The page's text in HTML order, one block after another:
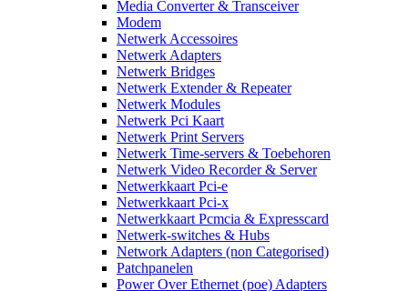
Media Converter & Transceiver
Modem
Netwerk Accessoires
Netwerk Adapters
Netwerk Bridges
Netwerk Extender & Repeater
Netwerk Modules
Netwerk Pci Kaart
Netwerk Print Servers
Netwerk Time-servers & Toebehoren
Netwerk Video Recorder & Server
Netwerkkaart Pci-e
Netwerkkaart Pci-x
Netwerkkaart Pcmcia & Expresscard
Netwerk-switches & Hubs
Network Adapters (non Categorised)
Patchpanelen
Power Over Ethernet (poe) Adapters